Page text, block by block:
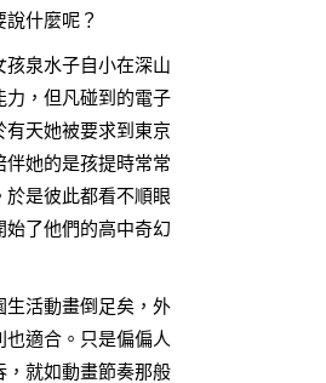
什麼呢？
孩泉水子自小在深山
力，但凡碰到的電子
有天她被要求到東京
她的是孩提時常常
是彼此都看不順眼
始了他們的高中奇幻
生活動畫倒足矣，外
適合。只是偏偏人
，就如動畫節奏那般